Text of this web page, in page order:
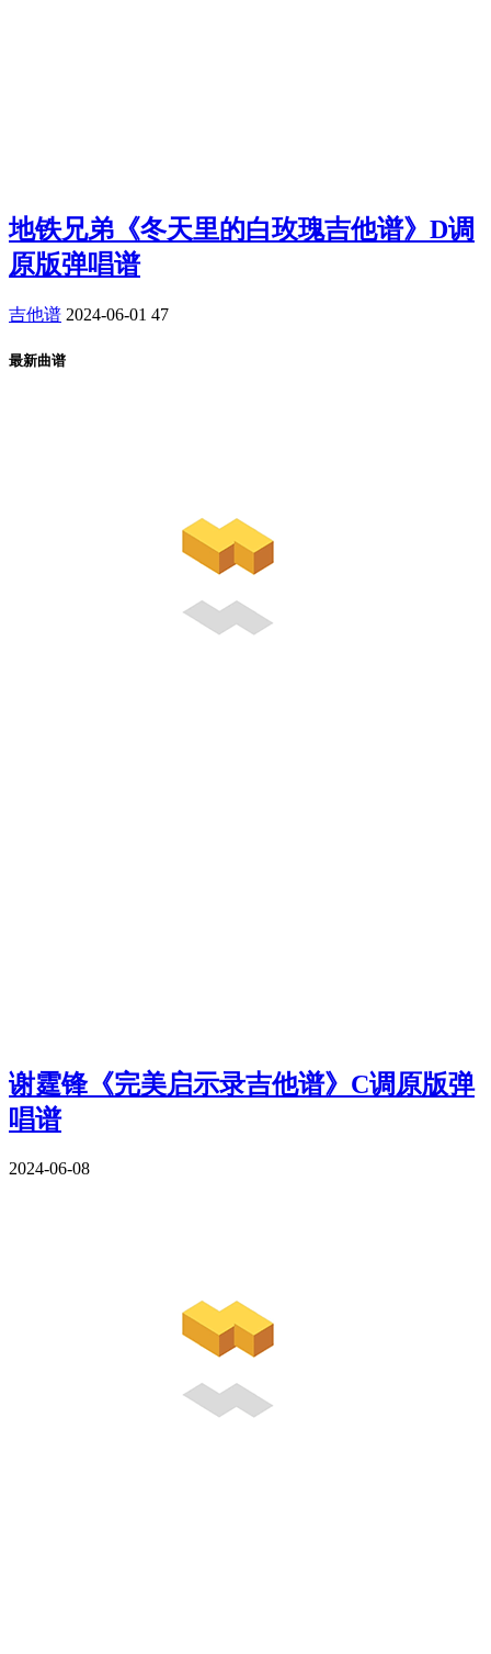
地铁兄弟《冬天里的白玫瑰吉他谱》D调
原版弹唱谱
吉他谱 2024-06-01 47
最新曲谱
谢霆锋《完美启示录吉他谱》C调原版弹
唱谱
2024-06-08